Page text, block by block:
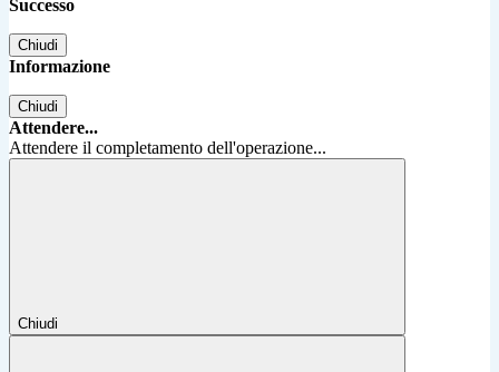
Successo
Chiudi
Informazione
Chiudi
Attendere...
Attendere il completamento dell'operazione...
Chiudi